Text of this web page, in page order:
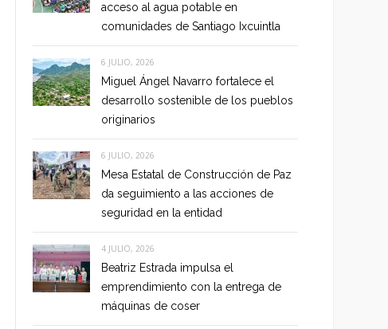
acceso al agua potable en
comunidades de Santiago Ixcuintla
6 JULIO, 2026
Miguel Ángel Navarro fortalece el
desarrollo sostenible de los pueblos
originarios
6 JULIO, 2026
Mesa Estatal de Construcción de Paz
da seguimiento a las acciones de
seguridad en la entidad
4 JULIO, 2026
Beatriz Estrada impulsa el
emprendimiento con la entrega de
máquinas de coser